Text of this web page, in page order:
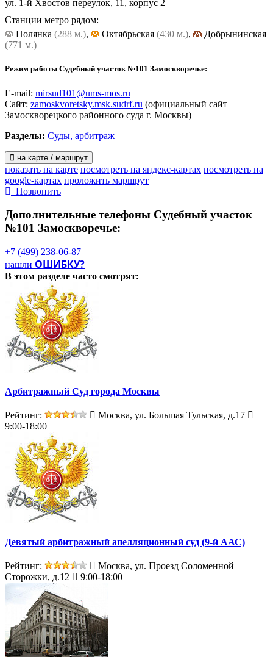
ул. 1-й Хвостов переулок, 11, корпус 2
Станции метро рядом:
Полянка (288 м.), Октябрьская (430 м.),
Добрынинская
(771 м.)
Режим работы Судебный участок №101 Замоскворечье:
E-mail: mirsud101@ums-mos.ru
Сайт: zamoskvoretsky.msk.sudrf.ru (официальный сайт
Замоскворецкого районного суда г. Москвы)
Разделы: Суды, арбитраж
на карте / маршрут
показать на карте посмотреть на яндекс-картах посмотреть на
google-картах проложить маршрут
Позвонить
Дополнительные телефоны Судебный участок
№101 Замоскворечье:
+7 (499) 238-06-87
нашли ОШИБКУ?
В этом разделе часто смотрят:
Арбитражный Суд города Москвы
Рейтинг:
Москва, ул. Большая Тульская, д.17
9:00-18:00
Девятый арбитражный апелляционный суд (9-й ААС)
Рейтинг:
Москва, ул. Проезд Соломенной
Сторожки, д.12
9:00-18:00